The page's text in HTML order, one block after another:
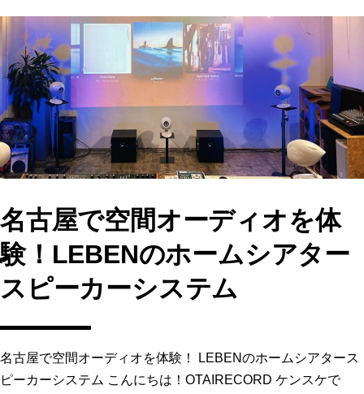
e
b
o
o
k
o
d
o
n
l
名古屋で空間オーディオを体
験！LEBENのホームシアター
スピーカーシステム
名古屋で空間オーディオを体験！ LEBENのホームシアタース
ピーカーシステム こんにちは！OTAIRECORD ケンスケで